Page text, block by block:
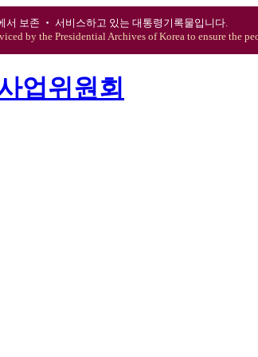
서 보존 ‧ 서비스하고 있는 대통령기록물입니다.
by the Presidential Archives of Korea to ensure the
업위원회